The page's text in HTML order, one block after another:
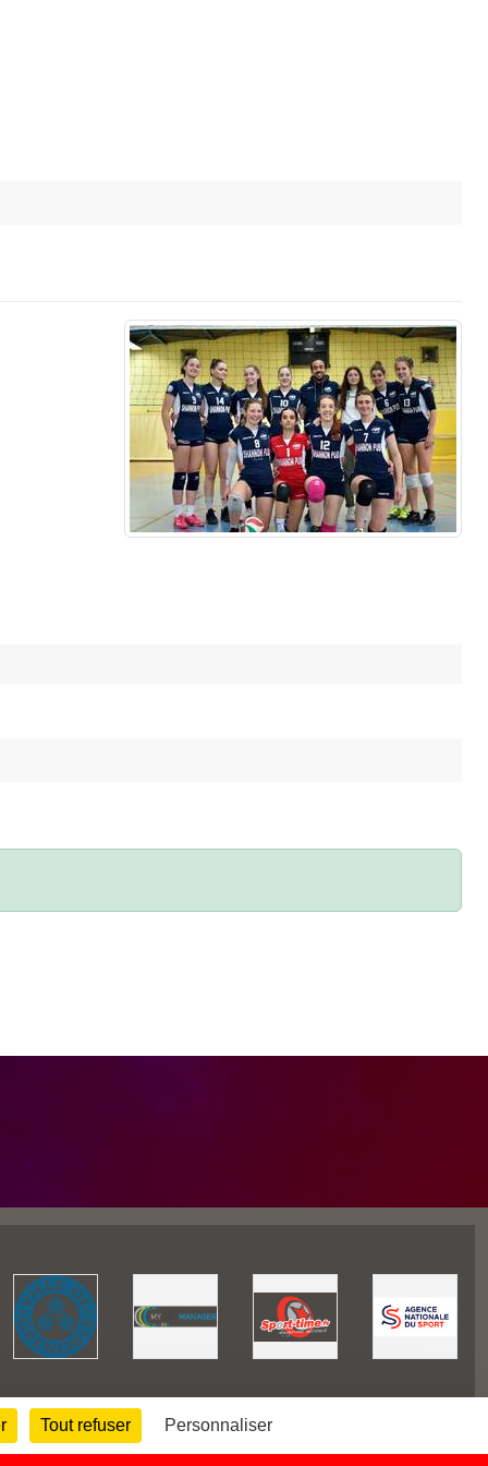
Tout refuser Personnaliser